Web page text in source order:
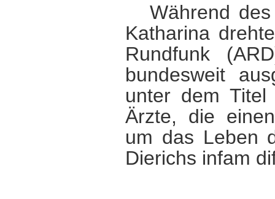
Während
Katharina
Rundfunk
bundesweit
unter dem Titel
Ärzte, die
um das Leben
Dierichs infam